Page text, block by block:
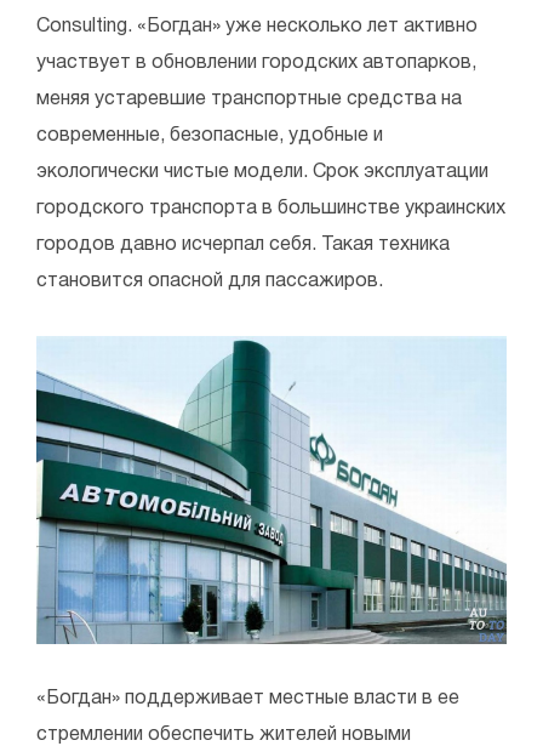
Consulting. «Богдан» уже несколько лет активно
участвует в обновлении городских автопарков,
меняя устаревшие транспортные средства на
современные, безопасные, удобные и
экологически чистые модели. Срок эксплуатации
городского транспорта в большинстве украинских
городов давно исчерпал себя. Такая техника
становится опасной для пассажиров.
«Богдан» поддерживает местные власти в ее
стремлении обеспечить жителей новыми